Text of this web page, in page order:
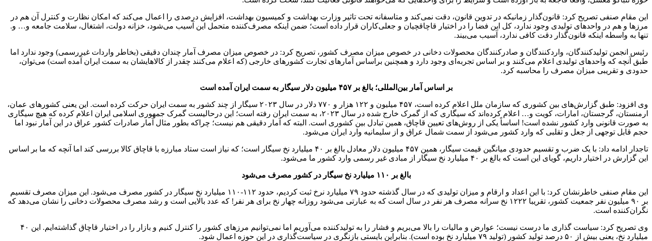
این مقام صنفی تصریح کرد: قانون‌گذار زمانیکه در تدوین قانون، دقت نمی‌کند و متاسفانه تحت تاثیر وزارت بهداشت و کمیسیون بهداشت، افزایش درصدی را اعمال می‌کند که امکان نظارت و کنترل آن هم در
مرزها و هم در واحدهای تولیدی وجود ندارد، کل این فضا را در اختیار قاچاقچیان و جعلی‌کاران قرار داده است؛ ضمن اینکه مصرف‌کننده متحمل این آسیب می‌شود، خزانه دولت، اشتغال، سلامت جامعه و… و.
تنها به واسطه اینکه قانون‌گذار دقت کافی ندارد، آسیب می‌بیند.
رئیس انجمن تولیدکنندگان، واردکنندگان و صادرکنندگان محصولات دخانی در خصوص میزان مصرف کشور، تصریح کرد: در خصوص میزان مصرف آمار چندان دقیقی (بخاطر واردات غیررسمی) وجود ندارد اما
طبق آنچه که واحدهای تولیدی اعلام می‌کنند و بر اساس تجربه‌ای وجود دارد و همچنین براساس آمارهای تجارت کشورهای خارجی (که اعلام می‌کنند چقدر از کالاهایشان به سمت ایران آمده است) می‌توان،
حدودی و تقریبی میزان مصرف را محاسبه کرد.
بر اساس آمار بین‌المللی؛ بالغ بر ۴۵۷ میلیون دلار سیگار به سمت ایران آمده است
وی افزود: طبق گزارش‌های بین کشوری که سازمان ملل اعلام کرده است، ۴۵۷ میلیون و ۱۲۲ هزار و ۷۷۰ دلار در سال ۲۰۲۳ سیگار از چند کشور به سمت ایران حرکت کرده است. این یعنی کشورهای عمان،
ارمنستان، گرجستان، امارات، کویت و… اعلام کرده‌اند که سیگاری که از گمرک خارج شده در سال ۲۰۲۳، به سمت ایران رفته است؛ این درحالیست گمرک جمهوری اسلامی ایران اعلام کرده که هیچ سیگاری
به صورت قانونی وارد کشور نشده است! اساساً یکی از روش‌های تعیین قاچاق، همین تبادل بین کشوری است. البته که آمار دقیقی هم نیست؛ چراکه بطور مثال آمار صادرات کشور عراق در این آمار نبود اما
حجم قابل توجهی از جعل و تقلبی که وارد کشور می‌شود از سمت شمال عراق و از سلیمانیه وارد ایران می‌شود.
تاجدار ادامه داد: با یک ضرب و تقسیم حدودی میانگین قیمت سیگار، همین ۴۵۷ میلیون دلار معادل بالغ بر ۴۰ میلیارد نخ سیگار است؛ که نیاز است ستاد مبارزه با قاچاق کالا بررسی کند اما آنچه که ما بر اساس
این گزارش در اختیار داریم، گویای این است که بالغ بر ۴۰ میلیارد نخ سیگار از مبادی غیر رسمی وارد کشور ما می‌شود.
بالغ بر ۱۱۰ میلیارد نخ سیگار در کشور مصرف می‌شود
این مقام صنفی خاطرنشان کرد: با این اعداد و ارقام و میزان تولیدی که در سال گذشته حدود ۷۹ میلیارد نرخ ثبت کردیم، حدود ۱۱۲-۱۱۰ میلیارد نخ سیگار در کشور مصرف می‌شود. این میزان مصرف تقسیم
بر ۹۰ میلیون نفر جمعیت کشور، تقریبا ۱۲۲۲ نخ سرانه مصرف هر نفر در سال است که به عبارتی می‌شود روزانه چهار نخ برای هر نفر! که عدد بالایی است و رشد مصرف محصولات دخانی را نشان می‌دهد که
نگران‌کننده است.
وی تصریح کرد: سیاست گذاری ما درست نیست؛ عوارض و مالیات را بالا می‌بریم و فشار را به تولیدکننده می‌آوریم اما نمی‌توانیم مرزهای کشور را کنترل کنیم و بازار را در اختیار قاچاق گذاشته‌ایم. این ۴۰
میلیارد نخ، یعنی بیش از ۵۰ درصد تولید کشور (تولید ۷۹ میلیارد نخ بوده است). بنابراین بایستی بازنگری در سیاست‌گذاری در این حوزه اعمال شود.